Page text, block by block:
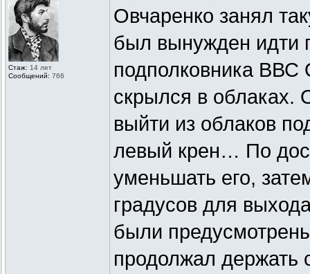
Стаж: 14 лет
Сообщений: 766
Овчаренко занял
был вынужден идти
подполковника ВВС
скрылся в облаках.
выйти из облаков
левый крен… По
уменьшать его,
градусов для
были
продолжал держать